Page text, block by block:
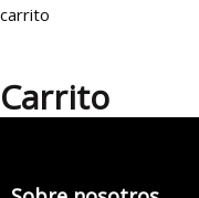
$ 97,00.
carrito
Carrito